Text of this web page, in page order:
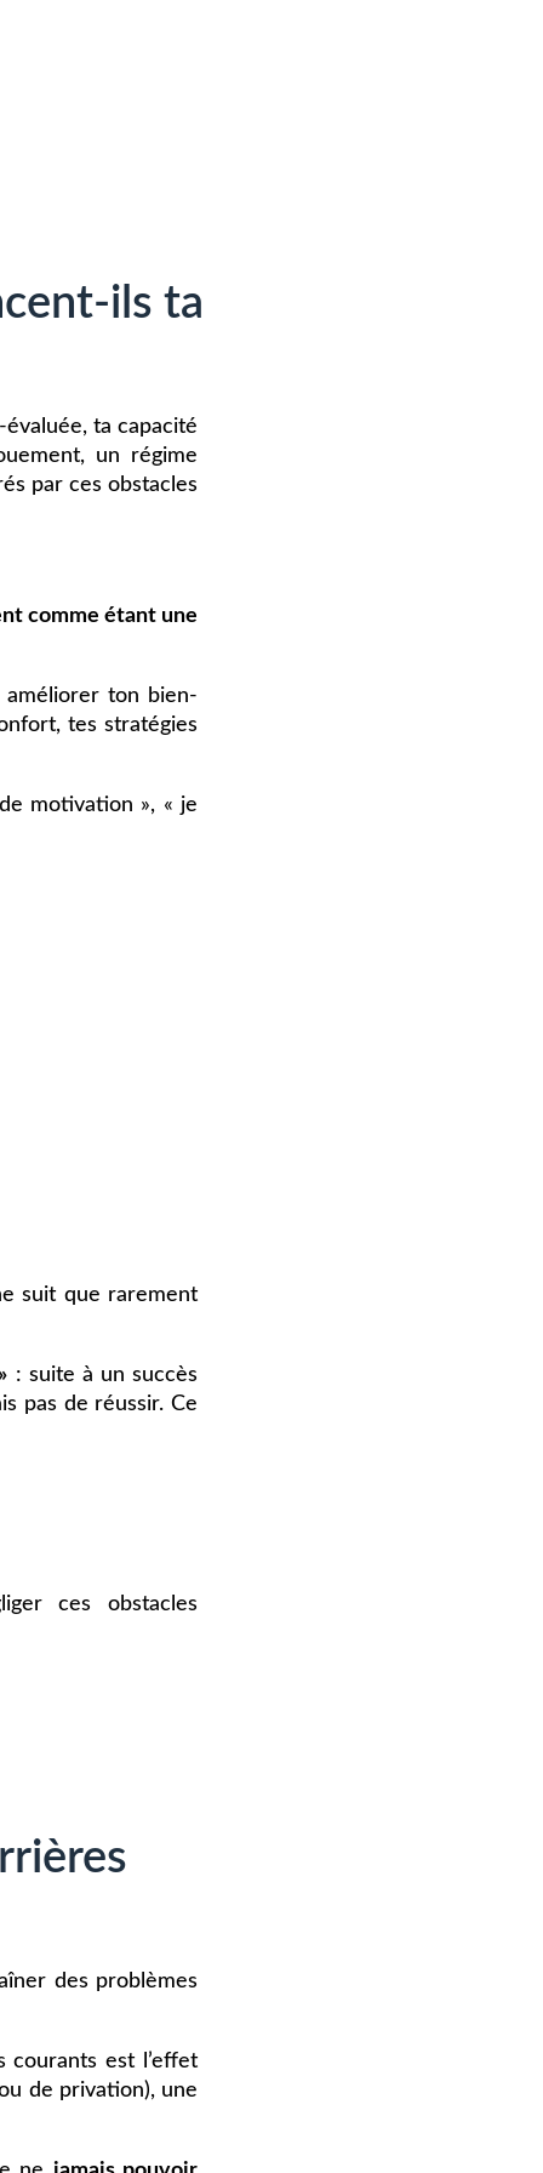
ils ta
ta capacité
un régime
par ces obstacles
comme étant une
améliorer ton bien-
tes stratégies
motivation », « je
suit que rarement
: suite à un succès
pas de réussir. Ce
ces obstacles
des problèmes
courants est l’effet
de privation), une